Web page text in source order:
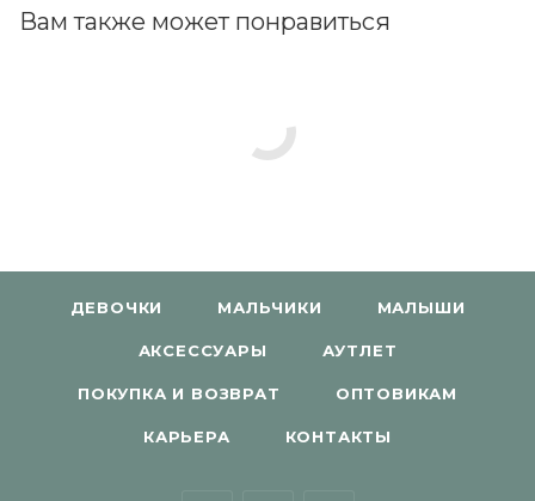
Вам также может понравиться
ДЕВОЧКИ МАЛЬЧИКИ МАЛЫШИ
АКСЕССУАРЫ АУТЛЕТ
ПОКУПКА И ВОЗВРАТ ОПТОВИКАМ
КАРЬЕРА КОНТАКТЫ